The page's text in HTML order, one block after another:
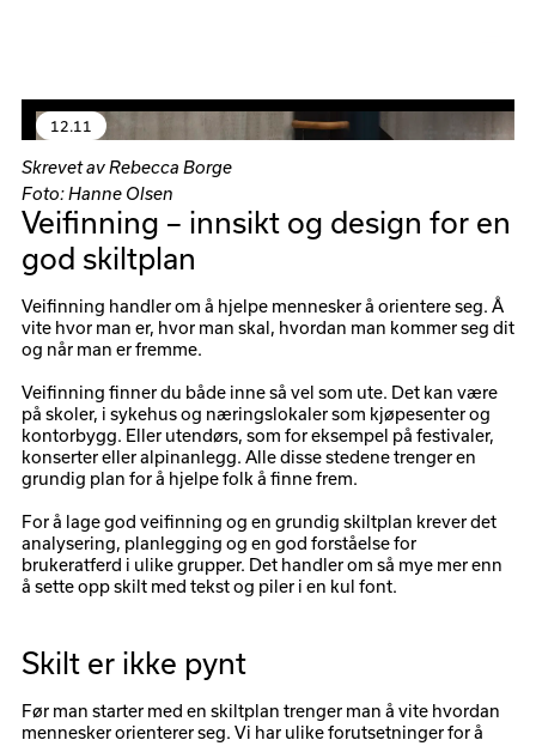
12.11
Skrevet av Rebecca Borge
Foto: Hanne Olsen
Veifinning – innsikt og design for en
god skiltplan
Veifinning handler om å hjelpe mennesker å orientere seg. Å
vite hvor man er, hvor man skal, hvordan man kommer seg dit
og når man er fremme.
Veifinning finner du både inne så vel som ute. Det kan være
på skoler, i sykehus og næringslokaler som kjøpesenter og
kontorbygg. Eller utendørs, som for eksempel på festivaler,
konserter eller alpinanlegg. Alle disse stedene trenger en
grundig plan for å hjelpe folk å finne frem.
For å lage god veifinning og en grundig skiltplan krever det
analysering, planlegging og en god forståelse for
brukeratferd i ulike grupper. Det handler om så mye mer enn
å sette opp skilt med tekst og piler i en kul font.
Skilt er ikke pynt
Før man starter med en skiltplan trenger man å vite hvordan
mennesker orienterer seg. Vi har ulike forutsetninger for å